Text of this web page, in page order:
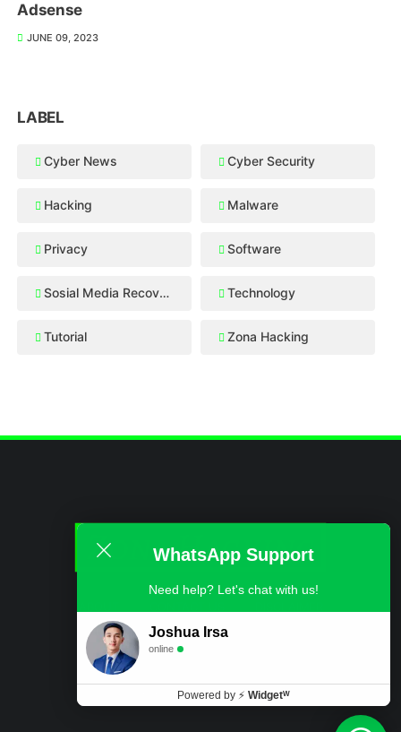
Adsense
JUNE 09, 2023
LABEL
Cyber News Cyber Security
Hacking Malware
Privacy Software
Sosial Media Recovery Technology
Tutorial Zona Hacking
PRIVACY POLICY
© COPYRIGHTZONA HACKING
WhatsApp Support
Need help? Let's chat with us!
Joshua Irsa
online
Powered by ⚡ Widgetᵂ